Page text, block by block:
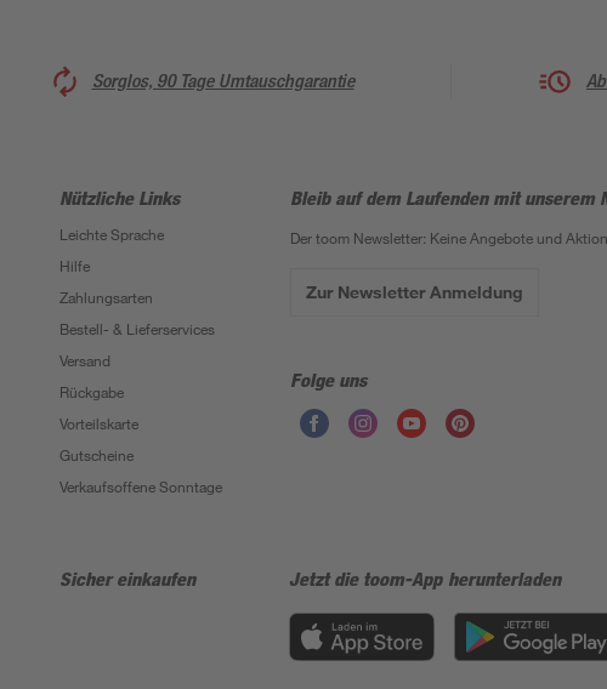
Sorglos, 90 Tage Umtauschgarantie
Nützliche Links
Leichte Sprache
Hilfe
Zahlungsarten
Bestell- & Lieferservices
Versand
Rückgabe
Vorteilskarte
Gutscheine
Verkaufsoffene Sonntage
Bleib auf dem Laufenden mit unserem
Der toom Newsletter: Keine Angebote und
Zur Newsletter Anmeldung
Folge uns
Sicher einkaufen Jetzt die toom-App herunterladen